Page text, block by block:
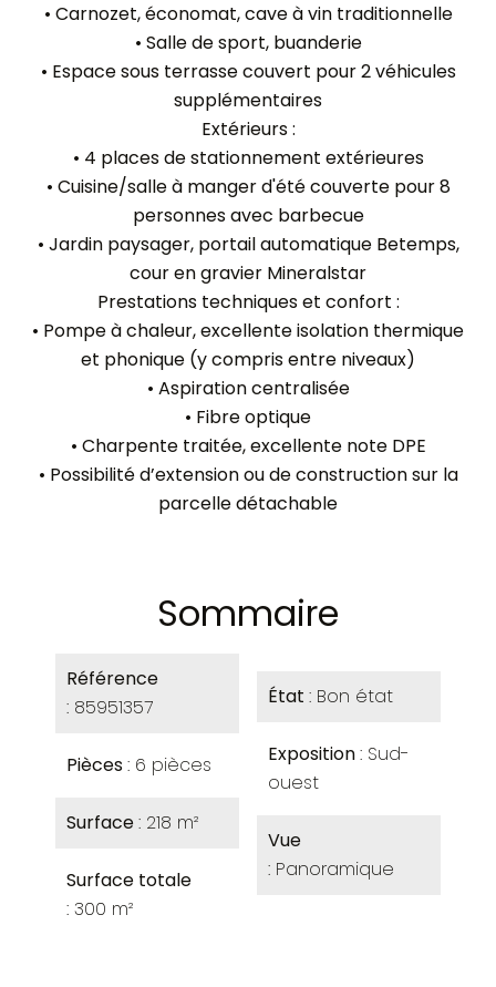
• Carnozet, économat, cave à vin traditionnelle
• Salle de sport, buanderie
• Espace sous terrasse couvert pour 2 véhicules
supplémentaires
Extérieurs :
• 4 places de stationnement extérieures
• Cuisine/salle à manger d'été couverte pour 8
personnes avec barbecue
• Jardin paysager, portail automatique Betemps,
cour en gravier Mineralstar
Prestations techniques et confort :
• Pompe à chaleur, excellente isolation thermique
et phonique (y compris entre niveaux)
• Aspiration centralisée
• Fibre optique
• Charpente traitée, excellente note DPE
• Possibilité d’extension ou de construction sur la
parcelle détachable
Sommaire
Référence
85951357
Pièces 6 pièces
Surface 218 m²
Surface totale
300 m²
État Bon état
Exposition Sud-
ouest
Vue
Panoramique